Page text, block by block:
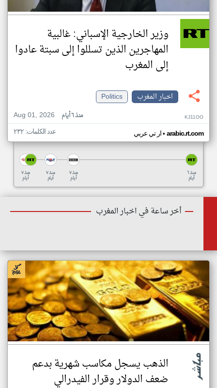
وزير الخارجية الإسباني: غالبية
المهاجرين الذين تسللوا إلى سبتة عادوا
إلى المغرب
اخبار المغرب
Politics
Aug 01, 2026
منذ ٦ أيام KJ11OO
ار تي عربي• arabic.rt.com عدد الكلمات: ٢٣٢
منذ ٧
أيام
منذ ٧
أيام
منذ ٧
أيام
منذ ٦
أيام
أخر ساعة في اخبار المغرب
الذهب يسجل مكاسب شهرية بدعم
ضعف الدولار وقرار الفيدرالي